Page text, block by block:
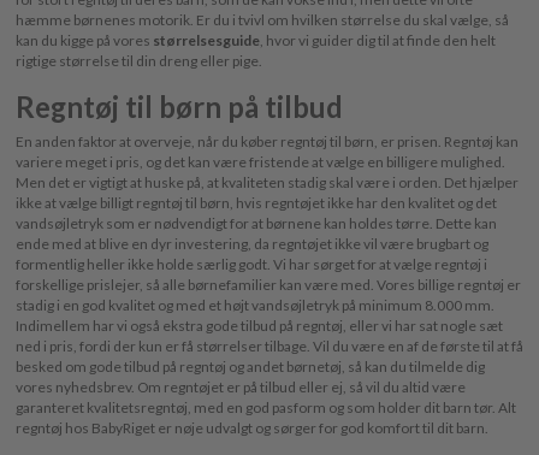
hæmme børnenes motorik. Er du i tvivl om hvilken størrelse du skal vælge, så
kan du kigge på vores størrelsesguide, hvor vi guider dig til at finde den helt
rigtige størrelse til din dreng eller pige.
Regntøj til børn på tilbud
En anden faktor at overveje, når du køber regntøj til børn, er prisen. Regntøj kan
variere meget i pris, og det kan være fristende at vælge en billigere mulighed.
Men det er vigtigt at huske på, at kvaliteten stadig skal være i orden. Det hjælper
ikke at vælge billigt regntøj til børn, hvis regntøjet ikke har den kvalitet og det
vandsøjletryk som er nødvendigt for at børnene kan holdes tørre. Dette kan
ende med at blive en dyr investering, da regntøjet ikke vil være brugbart og
formentlig heller ikke holde særlig godt. Vi har sørget for at vælge regntøj i
forskellige prislejer, så alle børnefamilier kan være med. Vores billige regntøj er
stadig i en god kvalitet og med et højt vandsøjletryk på minimum 8.000 mm.
Indimellem har vi også ekstra gode tilbud på regntøj, eller vi har sat nogle sæt
ned i pris, fordi der kun er få størrelser tilbage. Vil du være en af de første til at få
besked om gode tilbud på regntøj og andet børnetøj, så kan du tilmelde dig
vores nyhedsbrev. Om regntøjet er på tilbud eller ej, så vil du altid være
garanteret kvalitetsregntøj, med en god pasform og som holder dit barn tør. Alt
regntøj hos BabyRiget er nøje udvalgt og sørger for god komfort til dit barn.